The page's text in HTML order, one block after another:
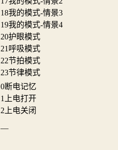
18我的模式-情景3
19我的模式-情景4
20护眼模式
21 呼吸模式
22节拍模式
23节律模式
0断电记忆
1
上电打开
2 上电关闭
—